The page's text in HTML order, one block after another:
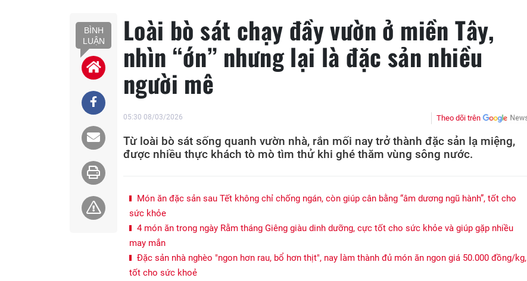
BÌNH
LUẬN
Loài bò sát chạy đầy vườn ở miền Tây,
nhìn “ớn” nhưng lại là đặc sản nhiều
người mê
05:30 08/03/2026 Theo dõi trên
Từ loài bò sát sống quanh vườn nhà, rắn mối nay trở thành đặc sản lạ miệng,
được nhiều thực khách tò mò tìm thử khi ghé thăm vùng sông nước.
Món ăn đặc sản sau Tết không chỉ chống ngán, còn giúp cân bằng “âm dương ngũ hành”, tốt cho
sức khỏe
4 món ăn trong ngày Rằm tháng Giêng giàu dinh dưỡng, cực tốt cho sức khỏe và giúp gặp nhiều
may mắn
Đặc sản nhà nghèo "ngon hơn rau, bổ hơn thịt", nay làm thành đủ món ăn ngon giá 50.000 đồng/kg,
tốt cho sức khoẻ